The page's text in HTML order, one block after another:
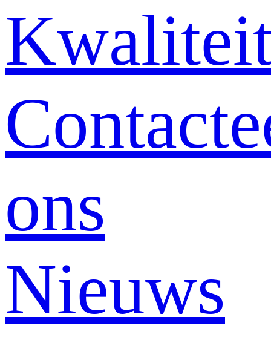
ons
Nieuws